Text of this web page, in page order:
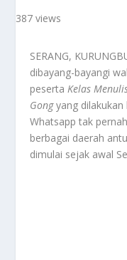
387 views
SERANG,
dibayang-bayangi
pesertaKelas
Gongyang
Whatsapp tak
berbagai daerah
dimulai sejak awal